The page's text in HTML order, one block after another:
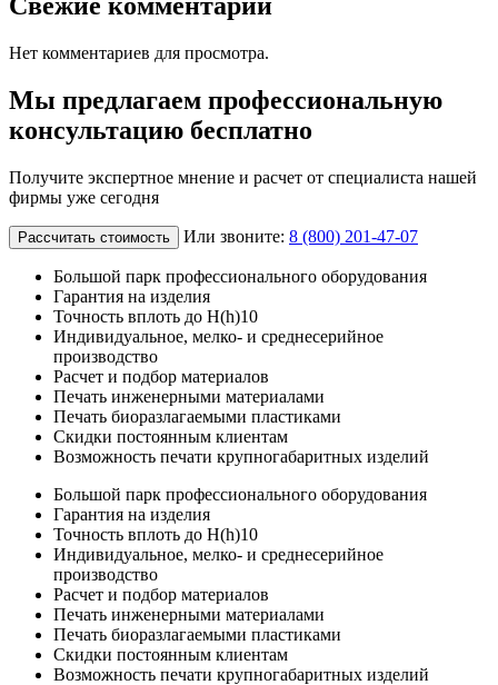
Нет комментариев для просмотра.
Мы предлагаем профессиональную
консультацию бесплатно
Получите экспертное мнение и расчет от специалиста нашей
фирмы уже сегодня
Рассчитать стоимость Или звоните: 8 (800) 201-47-07
Большой парк профессионального оборудования
Гарантия на изделия
Точность вплоть до H(h)10
Индивидуальное, мелко- и среднесерийное
производство
Расчет и подбор материалов
Печать инженерными материалами
Печать биоразлагаемыми пластиками
Скидки постоянным клиентам
Возможность печати крупногабаритных изделий
Большой парк профессионального оборудования
Гарантия на изделия
Точность вплоть до H(h)10
Индивидуальное, мелко- и среднесерийное
производство
Расчет и подбор материалов
Печать инженерными материалами
Печать биоразлагаемыми пластиками
Скидки постоянным клиентам
Возможность печати крупногабаритных изделий